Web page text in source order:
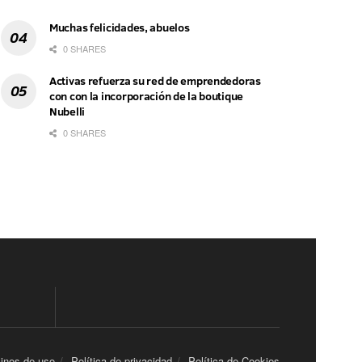
Muchas felicidades, abuelos
0 SHARES
Activas refuerza su red de emprendedoras
con con la incorporación de la boutique
Nubelli
0 SHARES